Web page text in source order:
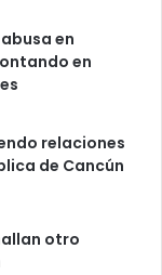
en
en
relaciones
de Cancún
otro